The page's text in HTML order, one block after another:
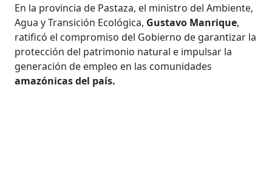
En la provincia de Pastaza, el ministro del Ambiente,
Agua y Transición Ecológica, Gustavo Manrique,
ratificó el compromiso del Gobierno de garantizar la
protección del patrimonio natural e impulsar la
generación de empleo en las comunidades
amazónicas del país.